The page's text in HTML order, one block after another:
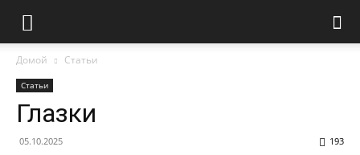
Домой Статьи
Статьи
Глазки
05.10.2025 193